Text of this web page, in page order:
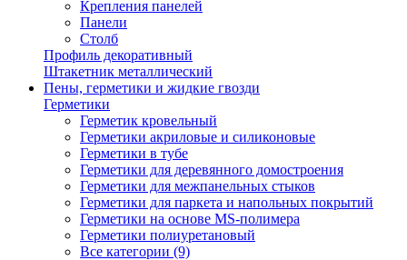
Крепления панелей
Панели
Столб
Профиль декоративный
Штакетник металлический
Пены, герметики и жидкие гвозди
Герметики
Герметик кровельный
Герметики акриловые и силиконовые
Герметики в тубе
Герметики для деревянного домостроения
Герметики для межпанельных стыков
Герметики для паркета и напольных покрытий
Герметики на основе MS-полимера
Герметики полиуретановый
Все категории (9)